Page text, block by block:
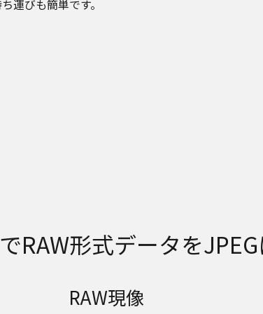
運びも簡単です。
RAW形式データを
RAW現像